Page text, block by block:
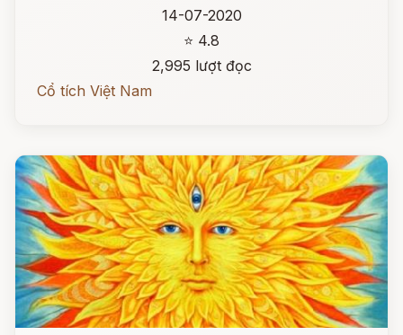
14-07-2020
⭐ 4.8
2,995 lượt đọc
Cổ tích Việt Nam